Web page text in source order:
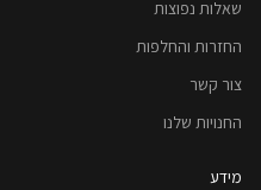
שאלות נפוצות
החזרות והחלפות
צור קשר
החנויות שלנו
מידע